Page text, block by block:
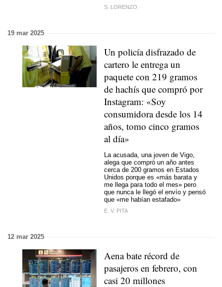
S. LORENZO
19 mar 2025
Un policía disfrazado de
cartero le entrega un
paquete con 219 gramos
de hachís que compró por
Instagram: «Soy
consumidora desde los 14
años, tomo cinco gramos
al día»
La acusada, una joven de Vigo,
alega que compró un año antes
cerca de 200 gramos en Estados
Unidos porque es «más barata y
me llega para todo el mes» pero
que nunca le llegó el envío y pensó
que «me habían estafado»
E. V. PITA
12 mar 2025
Aena bate récord de
pasajeros en febrero, con
casi 20 millones